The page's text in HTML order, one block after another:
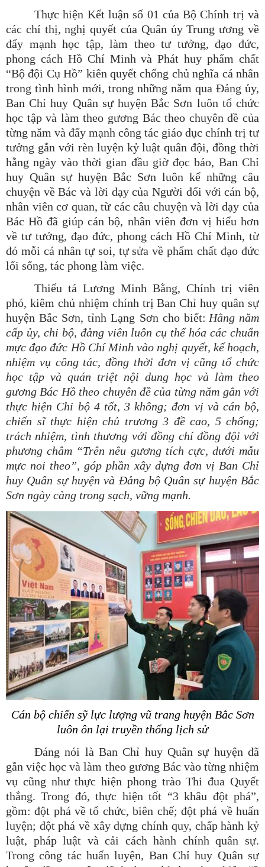
Thực hiện Kết luận số 01 của Bộ Chính trị và
các chỉ thị, nghị quyết của Quân ủy Trung ương về
đẩy mạnh học tập, làm theo tư tưởng, đạo đức,
phong cách Hồ Chí Minh và Phát huy phẩm chất
“Bộ đội Cụ Hồ” kiên quyết chống chủ nghĩa cá nhân
trong tình hình mới, trong những năm qua Đảng ủy,
Ban Chỉ huy Quân sự huyện Bắc Sơn luôn tổ chức
học tập và làm theo gương Bác theo chuyên đề của
từng năm và đẩy mạnh công tác giáo dục chính trị tư
tưởng gắn với rèn luyện kỷ luật quân đội, đồng thời
hằng ngày vào thời gian đầu giờ đọc báo, Ban Chỉ
huy Quân sự huyện Bắc Sơn luôn kể những câu
chuyện về Bác và lời dạy của Người đối với cán bộ,
nhân viên cơ quan, từ các câu chuyện và lời dạy của
Bác Hồ đã giúp cán bộ, nhân viên đơn vị hiểu hơn
về tư tưởng, đạo đức, phong cách Hồ Chí Minh, từ
đó mỗi cá nhân tự soi, tự sửa về phẩm chất đạo đức
lối sống, tác phong làm việc.
Thiếu tá Lương Minh Bằng, Chính trị viên
phó, kiêm chủ nhiệm chính trị Ban Chỉ huy quân sự
huyện Bắc Sơn, tỉnh Lạng Sơn cho biết: Hằng năm
cấp ủy, chi bộ, đảng viên luôn cụ thể hóa các chuẩn
mực đạo đức Hồ Chí Minh vào nghị quyết, kế hoạch,
nhiệm vụ công tác, đồng thời đơn vị cũng tổ chức
học tập và quán triệt nội dung học và làm theo
gương Bác Hồ theo chuyên đề của từng năm gắn với
thực hiện Chi bộ 4 tốt, 3 không; đơn vị và cán bộ,
chiến sĩ thực hiện chủ trương 3 đề cao, 5 chống;
trách nhiệm, tình thương với đồng chí đồng đội với
phương châm “Trên nêu gương tích cực, dưới mẫu
mực noi theo”, góp phần xây dựng đơn vị Ban Chỉ
huy Quân sự huyện và Đảng bộ Quân sự huyện Bắc
Sơn ngày càng trong sạch, vững mạnh.
Cán bộ chiến sỹ lực lượng vũ trang huyện Bắc Sơn
luôn ôn lại truyền thống lịch sử
Đáng nói là Ban Chỉ huy Quân sự huyện đã
gắn việc học và làm theo gương Bác vào từng nhiệm
vụ cũng như thực hiện phong trào Thi đua Quyết
thắng. Trong đó, thực hiện tốt “3 khâu đột phá”,
gồm:đột phá về tổ chức, biên chế; đột phá về huấn
luyện; đột phá về xây dựng chính quy, chấp hành kỷ
luật, pháp luật và cải cách hành chính quân sự.
Trong công tác huấn luyện, Ban Chỉ huy Quân sự